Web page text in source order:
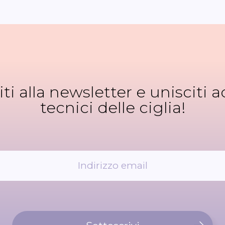
alla newsletter e unisciti
tecnici delle ciglia!